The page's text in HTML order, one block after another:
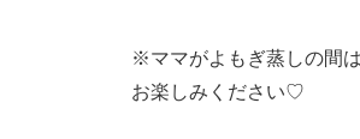
※ママがよもぎ蒸しの間
お楽しみください♡